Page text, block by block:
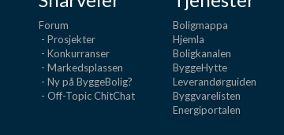
Forum
- Prosjekter
- Konkurranser
- Markedsplassen
- Ny på ByggeBolig?
- Off-Topic ChitChat
Boligmappa
Hjemla
Boligkanalen
ByggeHytte
Leverandørguiden
Byggvarelisten
Energiportalen